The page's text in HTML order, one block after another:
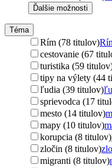
Ďalšie možnosti
Téma
Rím (78 titulov)
cestovanie (67
turistika (59
tipy na výlety (44
ľudia (39 titulov)
sprievodca (17
mesto (14 titulov)
mapy (10 titulov)
korupcia (8 titulov)
zločin (8 titulov)
migranti (8 titulov)